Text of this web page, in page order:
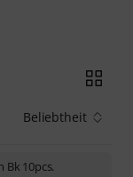
Beliebtheit
Bk 10pcs.